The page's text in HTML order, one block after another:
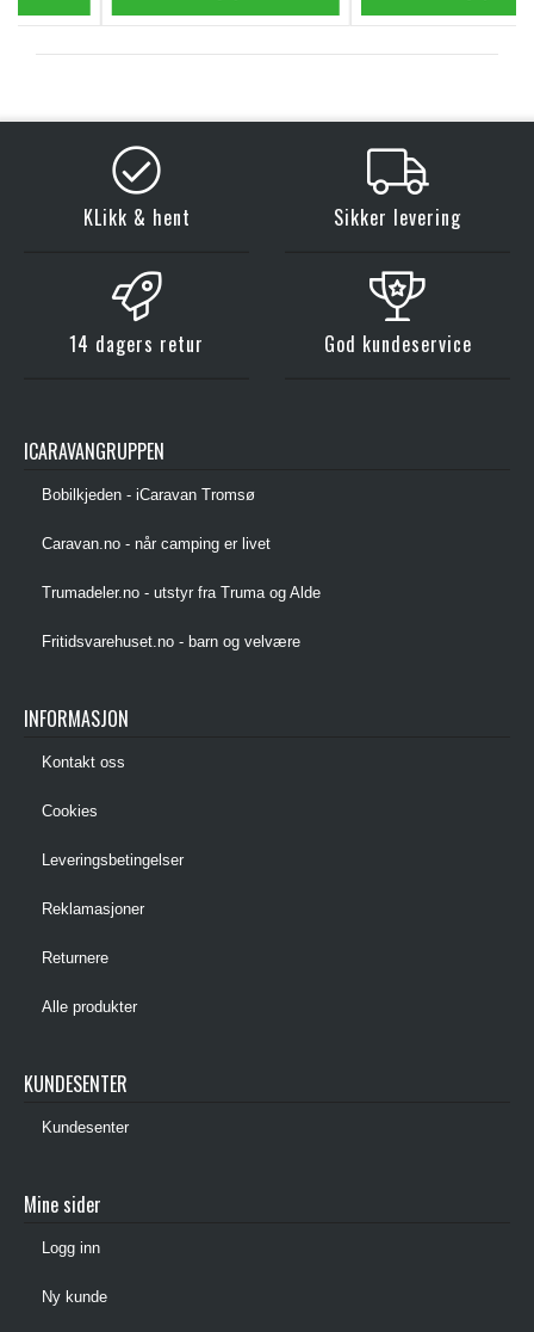
KLikk & hent Sikker levering
14 dagers retur God kundeservice
ICARAVANGRUPPEN
Bobilkjeden - iCaravan Tromsø
Caravan.no - når camping er livet
Trumadeler.no - utstyr fra Truma og Alde
Fritidsvarehuset.no - barn og velvære
INFORMASJON
Kontakt oss
Cookies
Leveringsbetingelser
Reklamasjoner
Returnere
Alle produkter
KUNDESENTER
Kundesenter
Mine sider
Logg inn
Ny kunde